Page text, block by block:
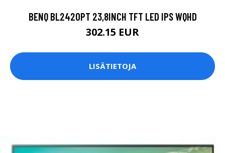
BENQ BL2420PT 23,8INCH TFT LED IPS WQHD
302.15 EUR
LISÄTIETOJA